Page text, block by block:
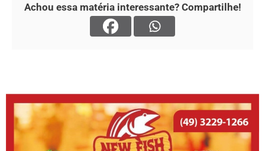
Achou essa matéria interessante? Compartilhe!